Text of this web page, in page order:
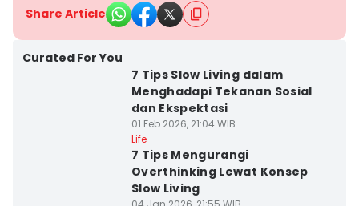
Share Article
Curated For You
7 Tips Slow Living dalam
Menghadapi Tekanan Sosial
dan Ekspektasi
01 Feb 2026, 21:04 WIB
Life
7 Tips Mengurangi
Overthinking Lewat Konsep
Slow Living